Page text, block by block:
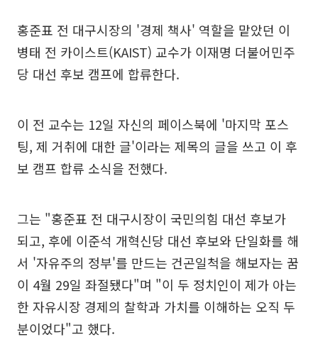
홍준표 전 대구시장의 '경제 책사' 역할을 맡았던 이
병태 전 카이스트(KAIST) 교수가 이재명 더불어민주
당 대선 후보 캠프에 합류한다.
이 전 교수는 12일 자신의 페이스북에 '마지막 포스
팅, 제 거취에 대한 글'이라는 제목의 글을 쓰고 이 후
보 캠프 합류 소식을 전했다.
그는 "홍준표 전 대구시장이 국민의힘 대선 후보가
되고, 후에 이준석 개혁신당 대선 후보와 단일화를 해
서 '자유주의 정부'를 만드는 건곤일척을 해보자는 꿈
이 4월 29일 좌절됐다"며 "이 두 정치인이 제가 아는
한 자유시장 경제의 찰학과 가치를 이해하는 오직 두
분이었다"고 했다.